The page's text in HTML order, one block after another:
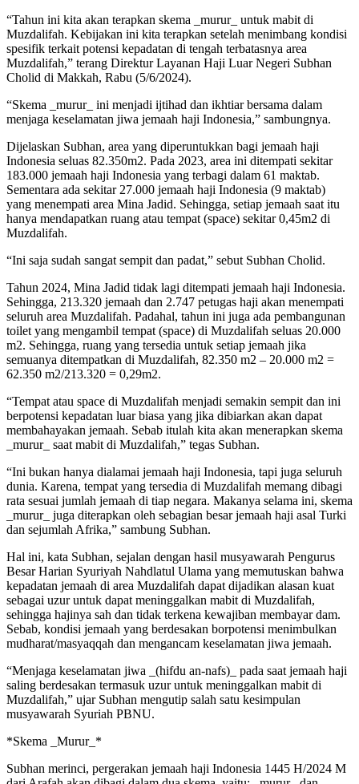
“Tahun ini kita akan terapkan skema _murur_ untuk mabit di
Muzdalifah. Kebijakan ini kita terapkan setelah menimbang kondisi
spesifik terkait potensi kepadatan di tengah terbatasnya area
Muzdalifah,” terang Direktur Layanan Haji Luar Negeri Subhan
Cholid di Makkah, Rabu (5/6/2024).
“Skema _murur_ ini menjadi ijtihad dan ikhtiar bersama dalam
menjaga keselamatan jiwa jemaah haji Indonesia,” sambungnya.
Dijelaskan Subhan, area yang diperuntukkan bagi jemaah haji
Indonesia seluas 82.350m2. Pada 2023, area ini ditempati sekitar
183.000 jemaah haji Indonesia yang terbagi dalam 61 maktab.
Sementara ada sekitar 27.000 jemaah haji Indonesia (9 maktab)
yang menempati area Mina Jadid. Sehingga, setiap jemaah saat itu
hanya mendapatkan ruang atau tempat (space) sekitar 0,45m2 di
Muzdalifah.
“Ini saja sudah sangat sempit dan padat,” sebut Subhan Cholid.
Tahun 2024, Mina Jadid tidak lagi ditempati jemaah haji Indonesia.
Sehingga, 213.320 jemaah dan 2.747 petugas haji akan menempati
seluruh area Muzdalifah. Padahal, tahun ini juga ada pembangunan
toilet yang mengambil tempat (space) di Muzdalifah seluas 20.000
m2. Sehingga, ruang yang tersedia untuk setiap jemaah jika
semuanya ditempatkan di Muzdalifah, 82.350 m2 – 20.000 m2 =
62.350 m2/213.320 = 0,29m2.
“Tempat atau space di Muzdalifah menjadi semakin sempit dan ini
berpotensi kepadatan luar biasa yang jika dibiarkan akan dapat
membahayakan jemaah. Sebab itulah kita akan menerapkan skema
_murur_ saat mabit di Muzdalifah,” tegas Subhan.
“Ini bukan hanya dialamai jemaah haji Indonesia, tapi juga seluruh
dunia. Karena, tempat yang tersedia di Muzdalifah memang dibagi
rata sesuai jumlah jemaah di tiap negara. Makanya selama ini, skema
_murur_ juga diterapkan oleh sebagian besar jemaah haji asal Turki
dan sejumlah Afrika,” sambung Subhan.
Hal ini, kata Subhan, sejalan dengan hasil musyawarah Pengurus
Besar Harian Syuriyah Nahdlatul Ulama yang memutuskan bahwa
kepadatan jemaah di area Muzdalifah dapat dijadikan alasan kuat
sebagai uzur untuk dapat meninggalkan mabit di Muzdalifah,
sehingga hajinya sah dan tidak terkena kewajiban membayar dam.
Sebab, kondisi jemaah yang berdesakan borpotensi menimbulkan
mudharat/masyaqqah dan mengancam keselamatan jiwa jemaah.
“Menjaga keselamatan jiwa _(hifdu an-nafs)_ pada saat jemaah haji
saling berdesakan termasuk uzur untuk meninggalkan mabit di
Muzdalifah,” ujar Subhan mengutip salah satu kesimpulan
musyawarah Syuriah PBNU.
*Skema _Murur_*
Subhan merinci, pergerakan jemaah haji Indonesia 1445 H/2024 M